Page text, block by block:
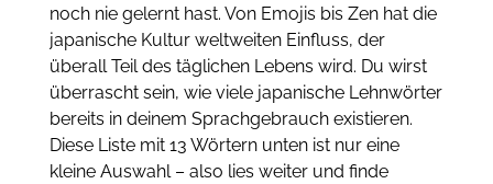
noch nie gelernt hast. Von Emojis bis Zen hat die
japanische Kultur weltweiten Einfluss, der
überall Teil des täglichen Lebens wird. Du wirst
überrascht sein, wie viele japanische Lehnwörter
bereits in deinem Sprachgebrauch existieren.
Diese Liste mit 13 Wörtern unten ist nur eine
kleine Auswahl – also lies weiter und finde